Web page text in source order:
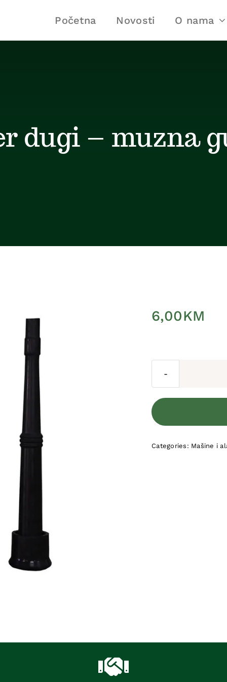
Početna Novosti O nama
dugi – muzna
6,00KM
Categories: Mašine i